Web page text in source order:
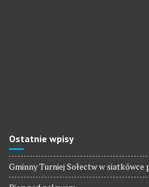
Ostatnie wpisy
Gminny Turniej Sołectw w siatkówce